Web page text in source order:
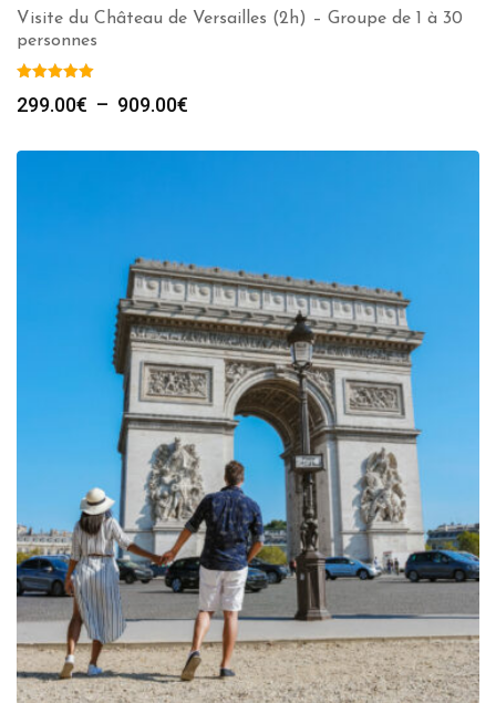
Visite du Château de Versailles (2h) – Groupe de 1 à 30
personnes
299.00€ – 909.00€
prix :